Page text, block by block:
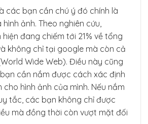
các bạn cần chú ý đó chính là
hình ảnh. Theo nghiên cứu,
hiện đang chiếm tới 21% về tổng
không chỉ tại google mà còn cả
Wide Web). Điều này cũng
cần nắm được cách xác định
hình ảnh của mình. Nếu nắm
tắc, các bạn không chỉ được
mà đồng thời còn vượt mặt đối